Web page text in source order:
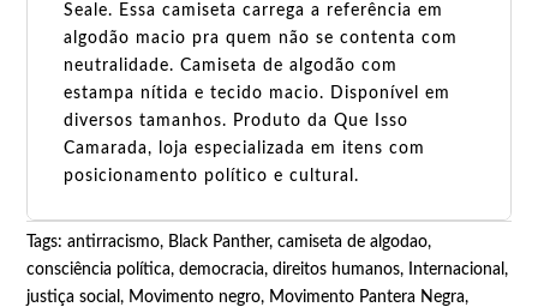
Seale. Essa camiseta carrega a referência em
algodão macio pra quem não se contenta com
neutralidade. Camiseta de algodão com
estampa nítida e tecido macio. Disponível em
diversos tamanhos. Produto da Que Isso
Camarada, loja especializada em itens com
posicionamento político e cultural.
Tags:antirracismo, Black Panther,camiseta de algodao,
consciência política,democracia,direitos humanos, Internacional,
justiça social, Movimento negro, Movimento Pantera Negra,